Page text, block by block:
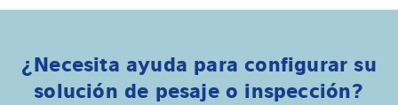
¿Necesita ayuda para configurar su
solución de pesaje o inspección?